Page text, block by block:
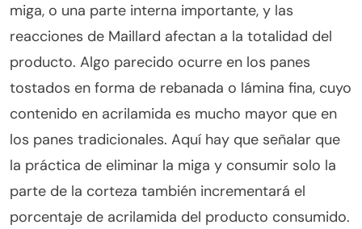
miga, o una parte interna importante, y las
reacciones de Maillard afectan a la totalidad del
producto. Algo parecido ocurre en los panes
tostados en forma de rebanada o lámina fina, cuyo
contenido en acrilamida es mucho mayor que en
los panes tradicionales. Aquí hay que señalar que
la práctica de eliminar la miga y consumir solo la
parte de la corteza también incrementará el
porcentaje de acrilamida del producto consumido.